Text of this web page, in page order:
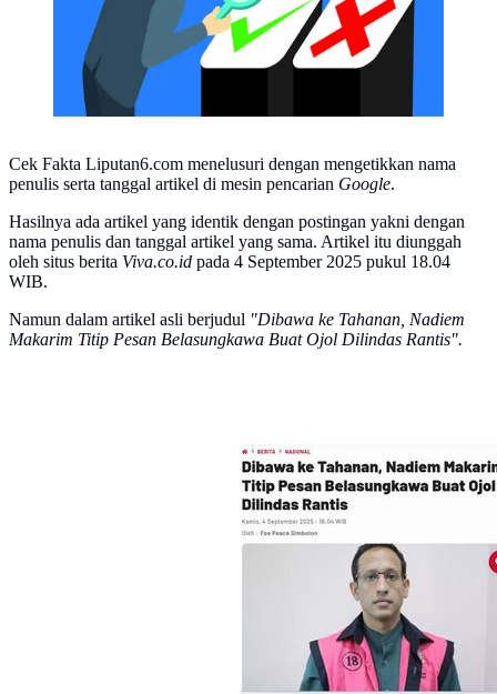
Cek Fakta Liputan6.com menelusuri dengan mengetikkan nama
penulis serta tanggal artikel di mesin pencarian Google.
Hasilnya ada artikel yang identik dengan postingan yakni dengan
nama penulis dan tanggal artikel yang sama. Artikel itu diunggah
oleh situs berita Viva.co.id pada 4 September 2025 pukul 18.04
WIB.
Namun dalam artikel asli berjudul "Dibawa ke Tahanan, Nadiem
Makarim Titip Pesan Belasungkawa Buat Ojol Dilindas Rantis".